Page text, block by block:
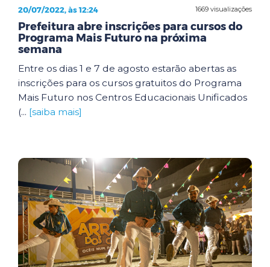
1669 visualizações
20/07/2022, às 12:24
Prefeitura abre inscrições para cursos do
Programa Mais Futuro na próxima
semana
Entre os dias 1 e 7 de agosto estarão abertas as
inscrições para os cursos gratuitos do Programa
Mais Futuro nos Centros Educacionais Unificados
(... [saiba mais]